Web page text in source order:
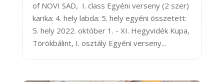
of NOVI SAD, I. class Egyéni verseny (2 szer)
karika: 4. hely labda: 5. hely egyéni összetett:
5. hely 2022. október 1. - XI. Hegyvidék Kupa,
Törökbálint, I. osztály Egyéni verseny...